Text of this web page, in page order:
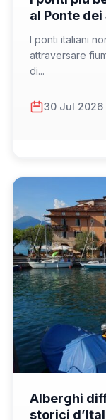
al Ponte
I ponti italiani
attraversare
di...
30 Jul 2026
Alberghi
storici